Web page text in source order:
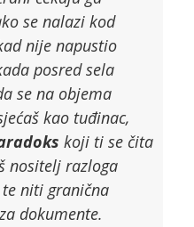
se nalazi kod
nije napustio
posred sela
se na objema
kao tuđinac,
koji ti se čita
nositelj razloga
niti granična
dokumente.